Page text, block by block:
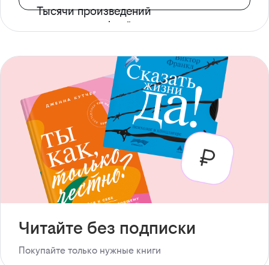
Тысячи произведений
с доступом офлайн
Читайте без подписки
Покупайте только нужные книги